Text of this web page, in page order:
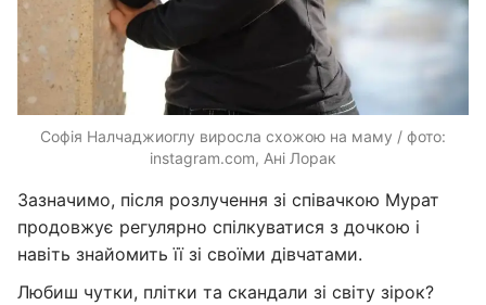
Софія Налчаджиоглу виросла схожою на маму / фото:
instagram.com, Ані Лорак
Зазначимо, після розлучення зі співачкою Мурат
продовжує регулярно спілкуватися з дочкою і
навіть знайомить її зі своїми дівчатами.
Любиш чутки, плітки та скандали зі світу зірок?